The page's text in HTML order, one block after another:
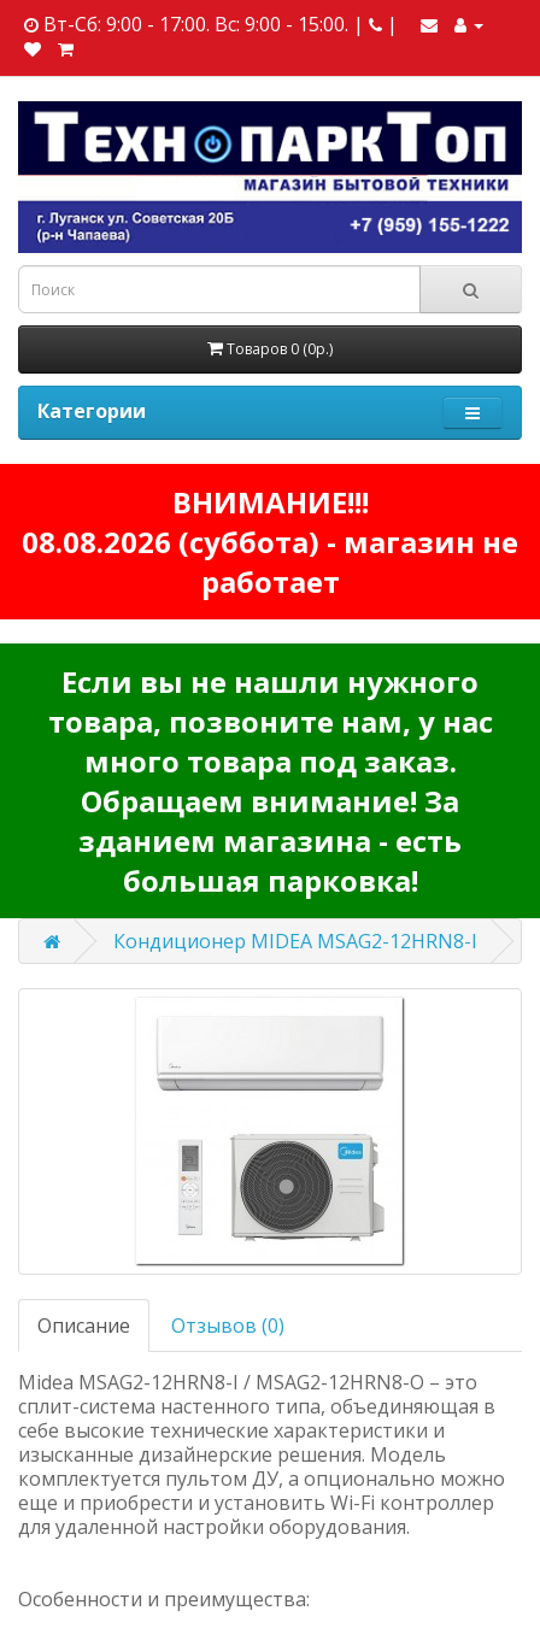
Вт-Сб: 9:00 - 17:00. Вс: 9:00 - 15:00. | |
Товаров 0 (0р.)
Категории
ВНИМАНИЕ!!!
08.08.2026 (суббота) - магазин не
работает
Если вы не нашли нужного
товара, позвоните нам, у нас
много товара под заказ.
Обращаем внимание! За
зданием магазина - есть
большая парковка!
Кондиционер MIDEA MSAG2-12HRN8-I
Описание Отзывов (0)
Midea MSAG2-12HRN8-I / MSAG2-12HRN8-O – это
сплит-система настенного типа, объединяющая в
себе высокие технические характеристики и
изысканные дизайнерские решения. Модель
комплектуется пультом ДУ, а опционально можно
еще и приобрести и установить Wi-Fi контроллер
для удаленной настройки оборудования.
Особенности и преимущества: